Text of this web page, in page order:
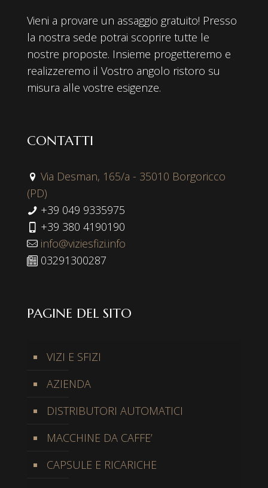
Vieni a provare un assaggio gratuito! Presso
la nostra sede potrai scoprire tutte le
nostre proposte. Insieme progetteremo e
realizzeremo il Vostro angolo ristoro su
misura alle vostre esigenze.
CONTATTI
Via Desman, 165/a - 35010 Borgoricco
(PD)
+39 049 9335975
+39 380 4190190
info@viziesfizi.info
03291300287
PAGINE DEL SITO
VIZI E SFIZI
AZIENDA
DISTRIBUTORI AUTOMATICI
MACCHINE DA CAFFE’
CAPSULE E RICARICHE